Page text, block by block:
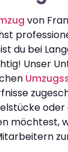
von
du bei
Unser
oder
möchtest,